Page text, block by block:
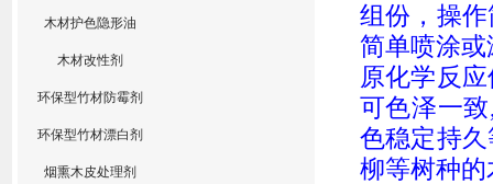
木材护色隐形油
木材改性剂
环保型竹材防霉剂
环保型竹材漂白剂
烟熏木皮处理剂
组份，操
简单喷涂或
原化学反应
可色泽一致
色稳定持久
柳等树种的